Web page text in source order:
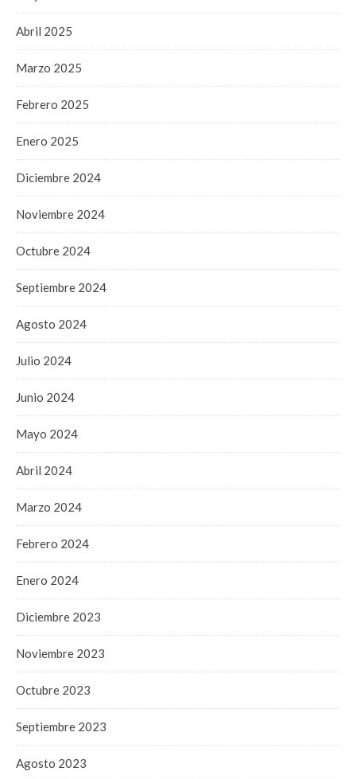
Abril 2025
Marzo 2025
Febrero 2025
Enero 2025
Diciembre 2024
Noviembre 2024
Octubre 2024
Septiembre 2024
Agosto 2024
Julio 2024
Junio 2024
Mayo 2024
Abril 2024
Marzo 2024
Febrero 2024
Enero 2024
Diciembre 2023
Noviembre 2023
Octubre 2023
Septiembre 2023
Agosto 2023